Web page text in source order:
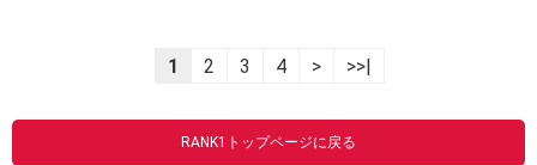
1 2 3 4 > >>|
RANK1トップページに戻る